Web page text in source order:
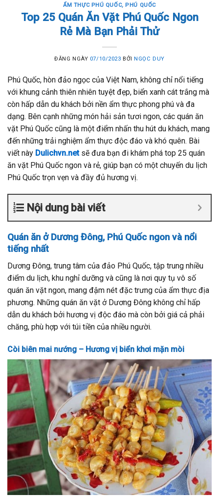
ẨM THỰC PHÚ QUỐC,PHÚ QUỐC
Top 25 Quán Ăn Vặt Phú Quốc Ngon
Rẻ Mà Bạn Phải Thử
ĐĂNG NGÀY 07/10/2023 BỞI NGỌC DUY
Phú Quốc, hòn đảo ngọc của Việt Nam, không chỉ nổi tiếng
với khung cảnh thiên nhiên tuyệt đẹp, biển xanh cát trắng mà
còn hấp dẫn du khách bởi nền ẩm thực phong phú và đa
dạng. Bên cạnh những món hải sản tươi ngon, các quán ăn
vặt Phú Quốc cũng là một điểm nhấn thu hút du khách, mang
đến những trải nghiệm ẩm thực độc đáo và khó quên. Bài
viết này Dulichvn.netsẽ đưa bạn đi khám phá top 25 quán
ăn vặt Phú Quốc ngon và rẻ, giúp bạn có một chuyến du lịch
Phú Quốc trọn vẹn và đầy đủ hương vị.
Nội dung bài viết
Quán ăn ở Dương Đông, Phú Quốc ngon và nổi
tiếng nhất
Dương Đông, trung tâm của đảo Phú Quốc, tập trung nhiều
điểm du lịch, khu nghỉ dưỡng và cũng là nơi quy tụ vô số
quán ăn vặt ngon, mang đậm nét đặc trưng của ẩm thực địa
phương. Những quán ăn vặt ở Dương Đông không chỉ hấp
dẫn du khách bởi hương vị độc đáo mà còn bởi giá cả phải
chăng, phù hợp với túi tiền của nhiều người.
Còi biên mai nướng – Hương vị biển khơi mặn mòi